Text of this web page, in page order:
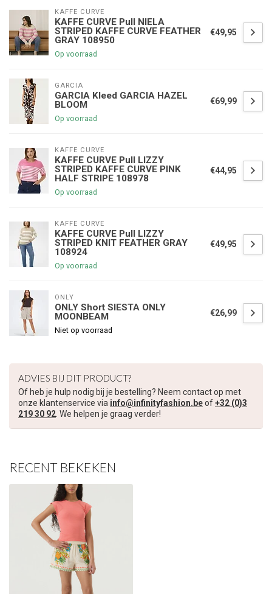
KAFFE CURVE
KAFFE CURVE Pull NIELA
STRIPED KAFFE CURVE FEATHER
GRAY 108950
Op voorraad
€49,95
GARCIA
GARCIA Kleed GARCIA HAZEL
BLOOM
Op voorraad
€69,99
KAFFE CURVE
KAFFE CURVE Pull LIZZY
STRIPED KAFFE CURVE PINK
HALF STRIPE 108978
Op voorraad
€44,95
KAFFE CURVE
KAFFE CURVE Pull LIZZY
STRIPED KNIT FEATHER GRAY
108924
Op voorraad
€49,95
ONLY
ONLY Short SIESTA ONLY
MOONBEAM
Niet op voorraad
€26,99
ADVIES BIJ DIT PRODUCT?
Of heb je hulp nodig bij je bestelling? Neem contact op met
onze klantenservice via info@infinityfashion.beof+32 (0)3
219 30 92. We helpen je graag verder!
RECENT BEKEKEN